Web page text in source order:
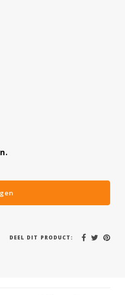
DEEL DIT PRODUCT: